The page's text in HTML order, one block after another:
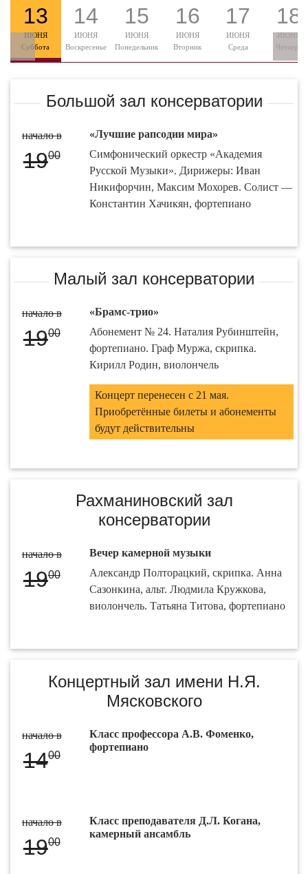
13
ИЮНЯ
Суббота
14
ИЮНЯ
Воскресенье
15
ИЮНЯ
Понедельник
16
ИЮНЯ
Вторник
17
ИЮНЯ
Среда
18
ИЮНЯ
Четверг
Большой зал консерватории
начало в
1900
«Лучшие рапсодии мира»
Симфонический оркестр «Академия
Русской Музыки». Дирижеры: Иван
Никифорчин, Максим Мохорев. Солист —
Константин Хачикян, фортепиано
Малый зал консерватории
начало в
1900
«Брамс-трио»
Абонемент № 24. Наталия Рубинштейн,
фортепиано. Граф Муржа, скрипка.
Кирилл Родин, виолончель
Концерт перенесен с 21 мая.
Приобретённые билеты и абонементы
будут действительны
Рахманиновский зал
консерватории
начало в
1900
Вечер камерной музыки
Александр Полторацкий, скрипка. Анна
Сазонкина, альт. Людмила Кружкова,
виолончель. Татьяна Титова, фортепиано
Концертный зал имени Н.Я.
Мясковского
начало в
1400
Класс профессора А.В. Фоменко,
фортепиано
начало в
1900
Класс преподавателя Д.Л. Когана,
камерный ансамбль